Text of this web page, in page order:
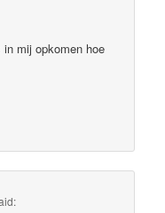
mij opkomen hoe